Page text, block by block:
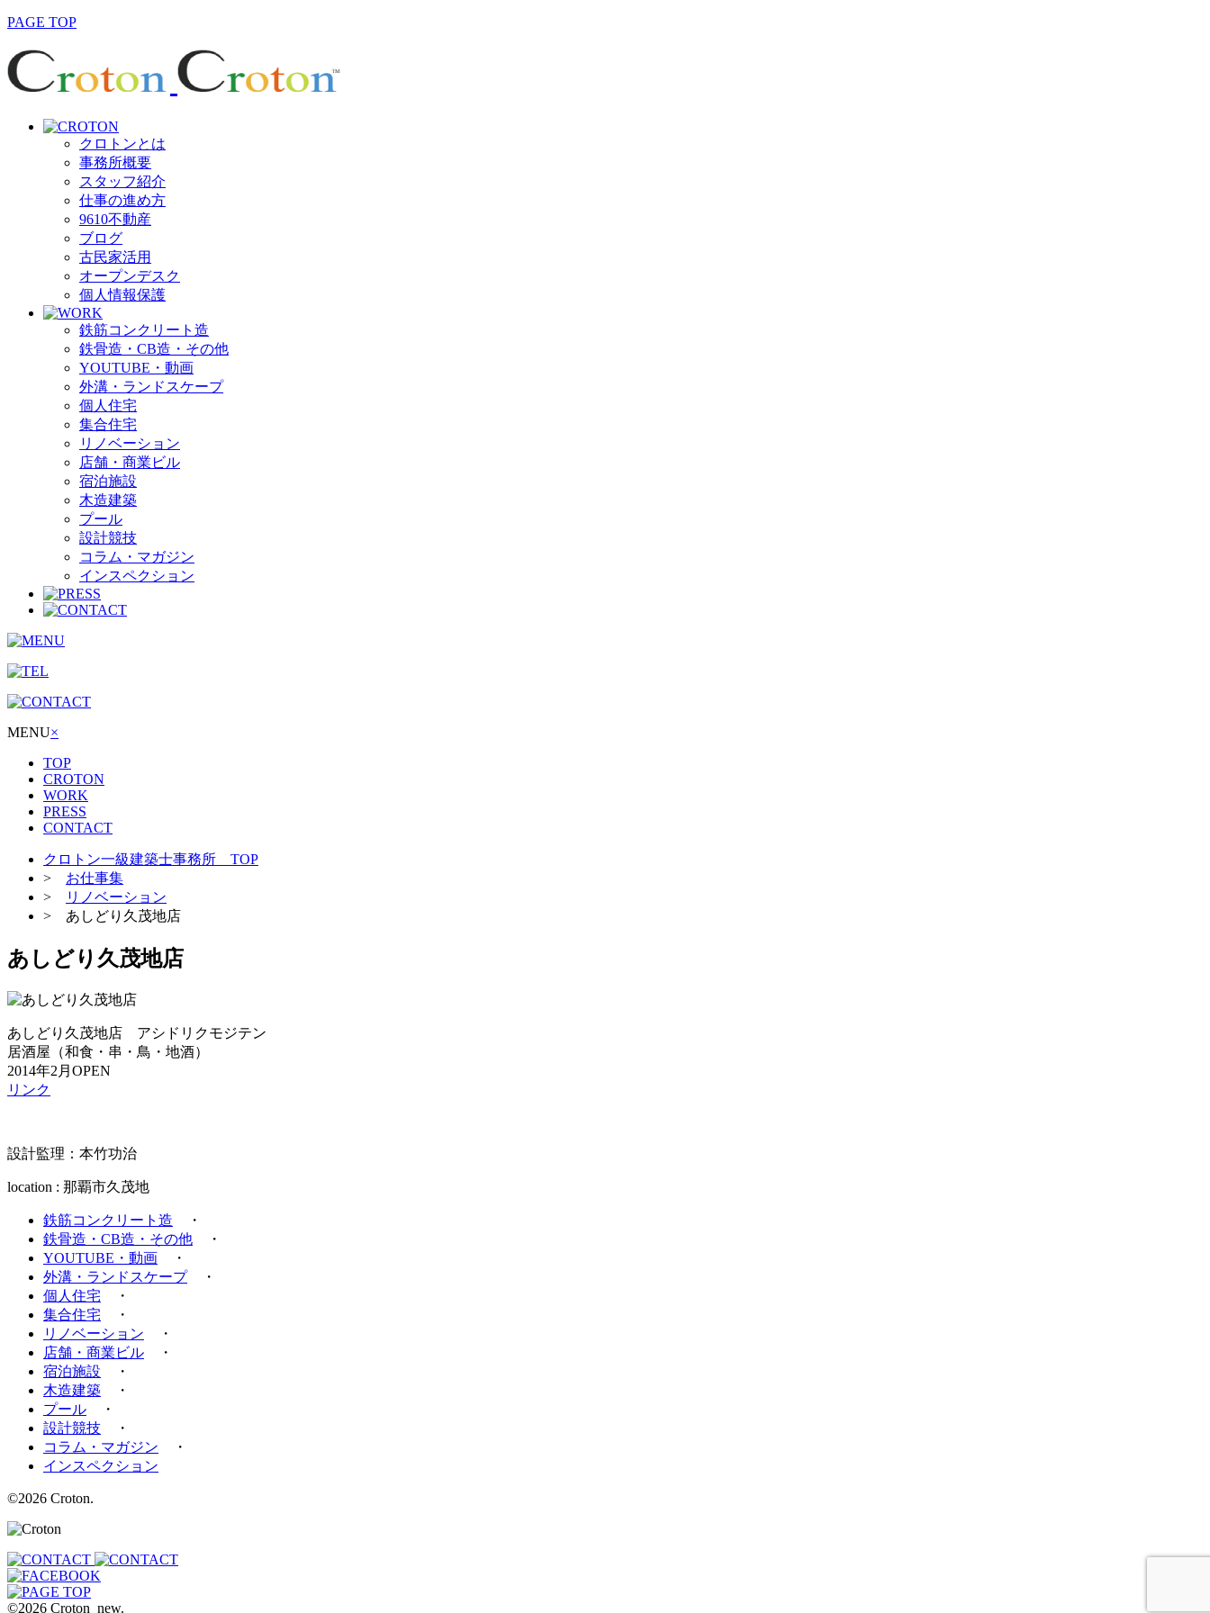
PAGE TOP
クロトンとは
事務所概要
スタッフ紹介
仕事の進め方
9610不動産
ブログ
古民家活用
オープンデスク
個人情報保護
鉄筋コンクリート造
鉄骨造・CB造・その他
YOUTUBE・動画
外溝・ランドスケープ
個人住宅
集合住宅
リノベーション
店舗・商業ビル
宿泊施設
木造建築
プール
設計競技
コラム・マガジン
インスペクション
MENU×
TOP
CROTON
WORK
PRESS
CONTACT
クロトン一級建築士事務所 TOP
> お仕事集
>
リノベーション
> あしどり久茂地店
あしどり久茂地店
あしどり久茂地店 アシドリクモジテン
居酒屋（和食・串・鳥・地酒）
2014年2月OPEN
リンク
設計監理：本竹功治
location : 那覇市久茂地
鉄筋コンクリート造 ・
鉄骨造・CB造・その他 ・
YOUTUBE・動画 ・
外溝・ランドスケープ・
個人住宅 ・
集合住宅 ・
リノベーション ・
店舗・商業ビル ・
宿泊施設 ・
木造建築 ・
プール ・
設計競技 ・
コラム・マガジン ・
インスペクション
©2026 Croton.
©2026 Croton_new.